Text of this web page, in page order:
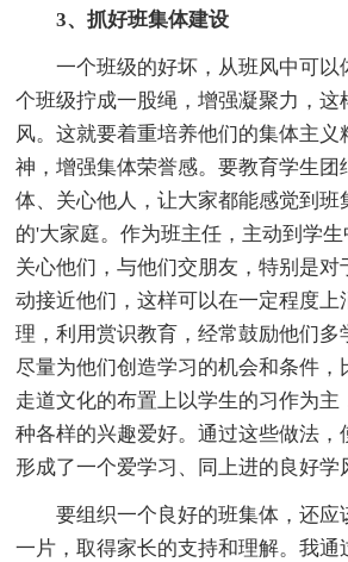
3、抓好班集体建设
一个班级的好坏，从班风中可以
个班级拧成一股绳，增强凝聚力，这
风。这就要着重培养他们的集体主义
神，增强集体荣誉感。要教育学生团
体、关心他人，让大家都能感觉到班
的'大家庭。作为班主任，主动到学生
关心他们，与他们交朋友，特别是对
动接近他们，这样可以在一定程度上
理，利用赏识教育，经常鼓励他们多
尽量为他们创造学习的机会和条件，
走道文化的布置上以学生的习作为主
种各样的兴趣爱好。通过这些做法，
形成了一个爱学习、同上进的良好学
要组织一个良好的班集体，还应
一片，取得家长的支持和理解。我通